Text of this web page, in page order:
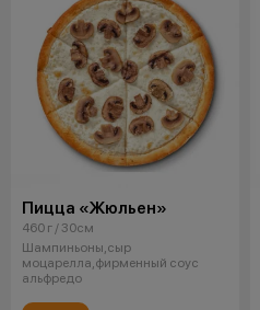
Пицца «Жюльен»
460 г / 30см
Шампиньоны,сыр
моцарелла,фирменный соус
альфредо